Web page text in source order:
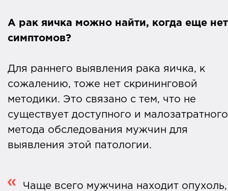
А рак яичка можно найти, когда еще нет
симптомов?
Для раннего выявления рака яичка, к
сожалению, тоже нет скрининговой
методики. Это связано с тем, что не
существует доступного и малозатратного
метода обследования мужчин для
выявления этой патологии.
Чаще всего мужчина находит опухоль,